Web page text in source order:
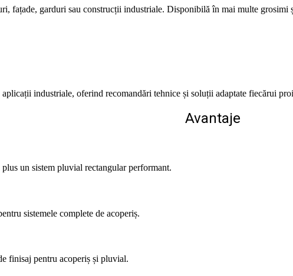
fațade, garduri sau construcții industriale. Disponibilă în mai multe
industriale, oferind recomandări tehnice și soluții adaptate fiecărui
Avantaje
un sistem pluvial rectangular performant.
sistemele complete de acoperiș.
finisaj pentru acoperiș și pluvial.